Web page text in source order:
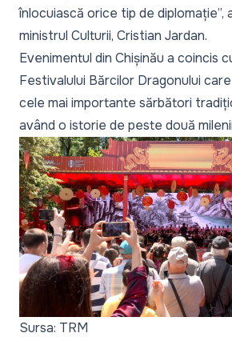
înlocuiască orice tip de diplomație”,
ministrul Culturii, Cristian Jardan.
Evenimentul din Chișinău a coincis
Festivalului Bărcilor Dragonului
cele mai importante sărbători
având o istorie de peste două
Sursa: TRM